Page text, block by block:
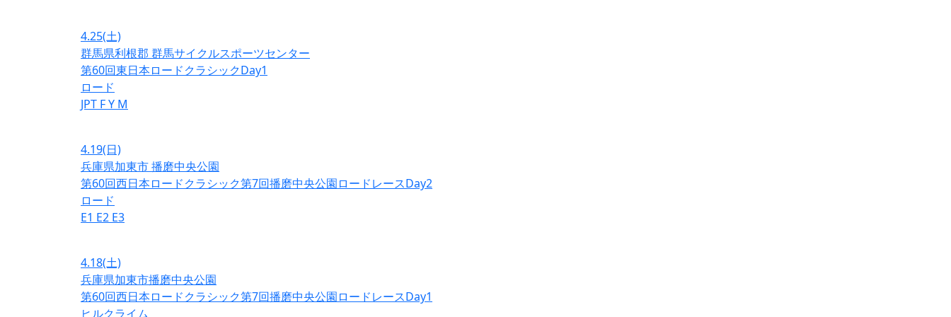
4.25(土)
群馬県利根郡 群馬サイクルスポーツセンター
第60回東日本ロードクラシックDay1
ロード
JPT FY M
4.19(日)
兵庫県加東市 播磨中央公園
第60回西日本ロードクラシック第7回播磨中央公園ロードレースDay2
ロード
E1 E2 E3
4.18(土)
兵庫県加東市播磨中央公園
第60回西日本ロードクラシック第7回播磨中央公園ロードレースDay1
ヒルクライム